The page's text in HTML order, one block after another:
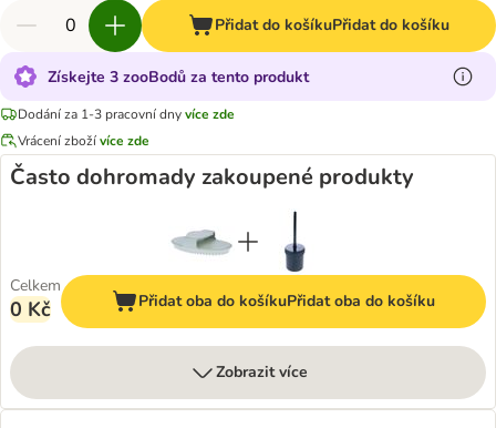
Přidat do košíkuPřidat do košíku
Získejte 3 zooBodů za tento produkt
Dodání za 1-3 pracovní dnyvíce zde
Vrácení zbožívíce zde
Často dohromady zakoupené produkty
Celkem
0 Kč Přidat oba do košíkuPřidat oba do košíku
Zobrazit více